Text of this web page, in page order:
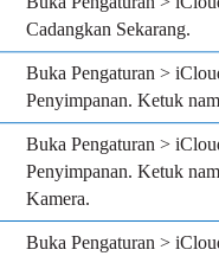
Cadangkan Sekarang.
Buka Pengaturan >
Penyimpanan. Ketuk
Buka Pengaturan >
Penyimpanan. Ketuk
Kamera.
Buka Pengaturan >